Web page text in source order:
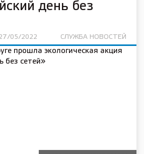
день без
05/2022 СЛУЖБА НОВОСТЕЙ